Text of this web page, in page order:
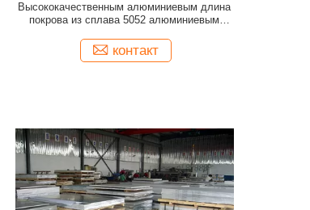
Высококачественным алюминиевым длина
покрова из сплава 5052 алюминиевым
контакт